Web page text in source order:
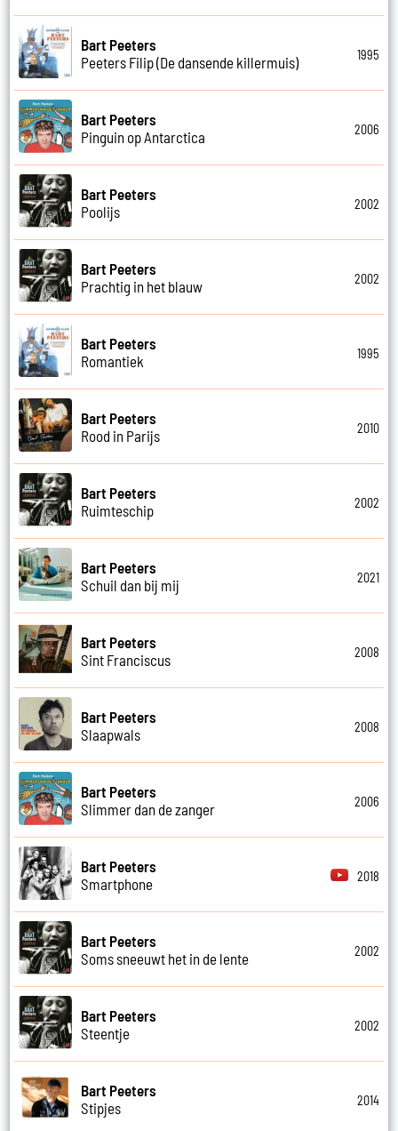
Bart Peeters
Peeters Filip (De dansende killermuis)
1995
Bart Peeters
Pinguin op Antarctica
2006
Bart Peeters
Poolijs
2002
Bart Peeters
Prachtig in het blauw
2002
Bart Peeters
Romantiek
1995
Bart Peeters
Rood in Parijs
2010
Bart Peeters
Ruimteschip
2002
Bart Peeters
Schuil dan bij mij
2021
Bart Peeters
Sint Franciscus
2008
Bart Peeters
Slaapwals
2008
Bart Peeters
Slimmer dan de zanger
2006
Bart Peeters
Smartphone
2018
Bart Peeters
Soms sneeuwt het in de lente
2002
Bart Peeters
Steentje
2002
Bart Peeters
Stipjes
2014